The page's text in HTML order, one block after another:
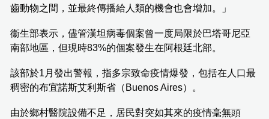
齒動物之間，並最終傳播給人類的機會也會增加。」
衞生部表示，儘管漢坦病毒個案曾一度局限於巴塔哥尼亞
南部地區，但現時83%的個案發生在阿根廷北部。
該部於1月發出警報，指多宗致命疫情爆發，包括在人口最
稠密的布宜諾斯艾利斯省（Buenos Aires）。
由於鄉村醫院設備不足，居民對突如其來的疫情毫無頭